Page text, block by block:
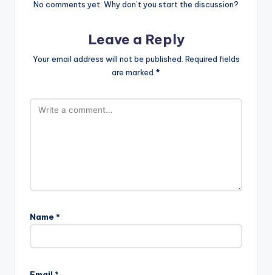
No comments yet. Why don’t you start the discussion?
Leave a Reply
Your email address will not be published. Required fields
are marked *
Name *